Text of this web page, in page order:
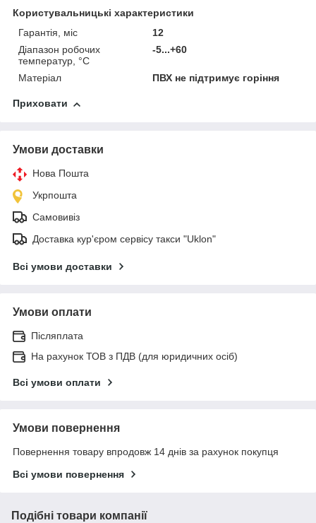
Користувальницькі характеристики
Гарантія, міс
12
Діапазон робочих
температур, °С
-5...+60
Матеріал ПВХ не підтримує горіння
Приховати
Умови доставки
Нова Пошта
Укрпошта
Самовивіз
Доставка кур'єром сервісу такси "Uklon"
Всі умови доставки
Умови оплати
Післяплата
На рахунок ТОВ з ПДВ (для юридичних осіб)
Всі умови оплати
Умови повернення
Повернення товару впродовж 14 днів за рахунок покупця
Всі умови повернення
Подібні товари компанії